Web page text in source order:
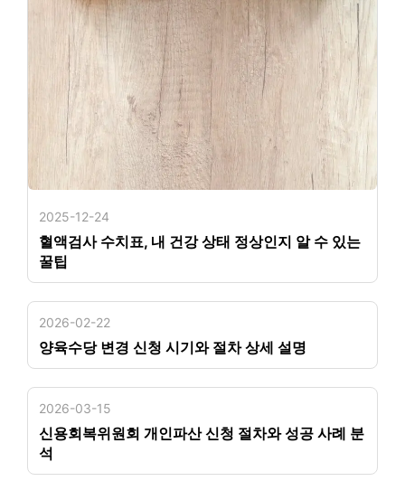
2025-12-24
혈액검사 수치표, 내 건강 상태 정상인지 알 수 있는
꿀팁
2026-02-22
양육수당 변경 신청 시기와 절차 상세 설명
2026-03-15
신용회복위원회 개인파산 신청 절차와 성공 사례 분
석